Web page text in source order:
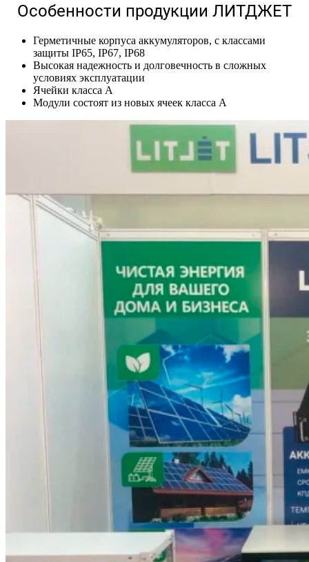
Особенности продукции ЛИТДЖЕТ
Герметичные корпуса аккумуляторов, с классами
защиты IP65, IP67, IP68
Высокая надежность и долговечность в сложных
условиях эксплуатации
Ячейки класса А
Модули состоят из новых ячеек класса А